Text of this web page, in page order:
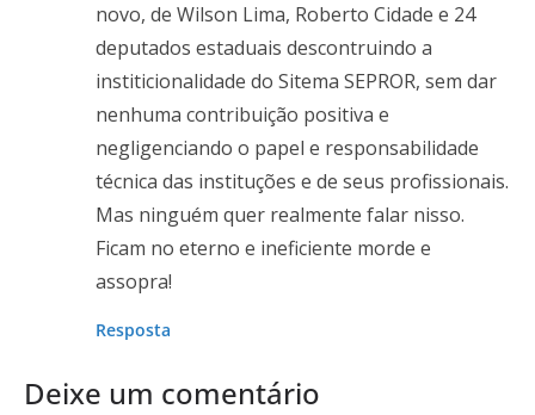
novo, de Wilson Lima, Roberto Cidade e 24
deputados estaduais descontruindo a
institicionalidade do Sitema SEPROR, sem dar
nenhuma contribuição positiva e
negligenciando o papel e responsabilidade
técnica das instituções e de seus profissionais.
Mas ninguém quer realmente falar nisso.
Ficam no eterno e ineficiente morde e
assopra!
Resposta
Deixe um comentário